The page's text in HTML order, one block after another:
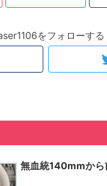
をフォローする
無血統140mmから